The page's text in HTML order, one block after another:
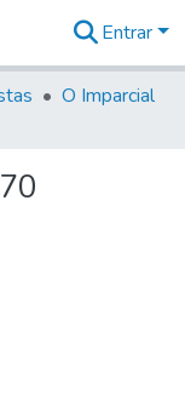
Entrar
O Imparcial